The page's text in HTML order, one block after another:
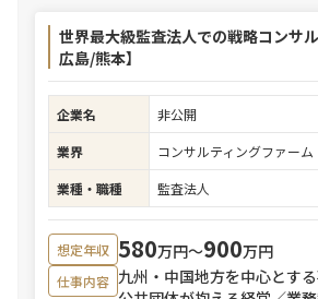
世界最大級監査法人での戦略コン
広島/熊本】
企業名
非公開
業界
コンサルティングファーム
業種・職種
監査法人
想定年収 580万円〜900万円
仕事内容 九州・中国地方を中心とす